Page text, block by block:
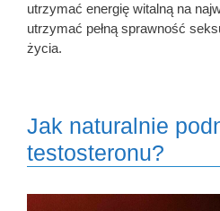
utrzymać energię witalną na
utrzymać pełną sprawność
życia.
Jak naturalnie
testosteronu?